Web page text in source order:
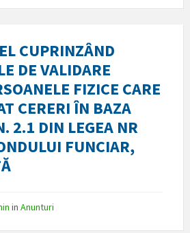
CUPRINZÂND
DE VALIDARE
FIZICE CARE
CERERI ÎN BAZA
2.1 DIN LEGEA NR
FUNCIAR,
in Anunturi